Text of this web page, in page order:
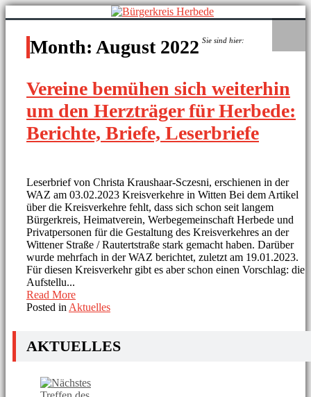
Sie sind hier:
Month: August 2022
Vereine bemühen sich weiterhin
um den Herzträger für Herbede:
Berichte, Briefe, Leserbriefe
Leserbrief von Christa Kraushaar-Sczesni, erschienen in der
WAZ am 03.02.2023 Kreisverkehre in Witten Bei dem Artikel
über die Kreisverkehre fehlt, dass sich schon seit langem
Bürgerkreis, Heimatverein, Werbegemeinschaft Herbede und
Privatpersonen für die Gestaltung des Kreisverkehres an der
Wittener Straße / Rautertstraße stark gemacht haben. Darüber
wurde mehrfach in der WAZ berichtet, zuletzt am 19.01.2023.
Für diesen Kreisverkehr gibt es aber schon einen Vorschlag: die
Aufstellu...
Read More
Posted in Aktuelles
AKTUELLES